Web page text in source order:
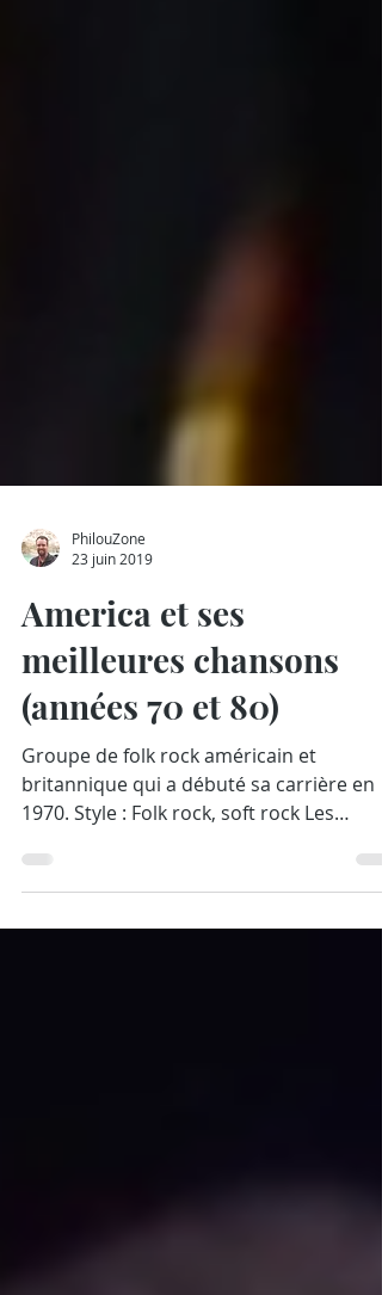
23 juin 2019
America et ses
meilleures chansons
(années 70 et 80)
Groupe de folk rock américain et
britannique qui a débuté sa carrière en
1970. Style : Folk rock, soft rock Les